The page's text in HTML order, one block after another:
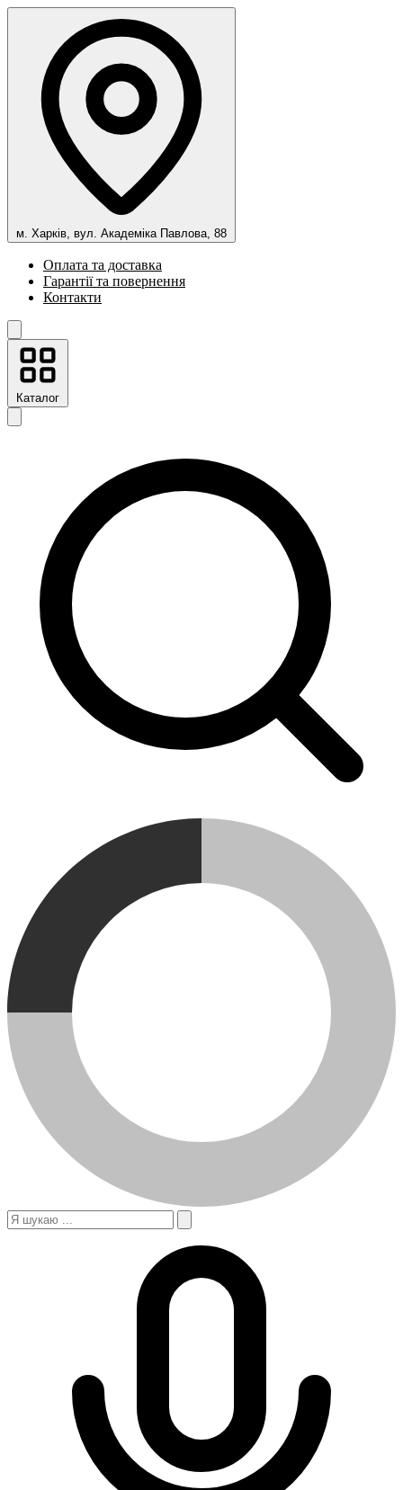
м. Харків, вул. Академіка Павлова, 88
Оплата та доставка
Гарантії та повернення
Контакти
Каталог